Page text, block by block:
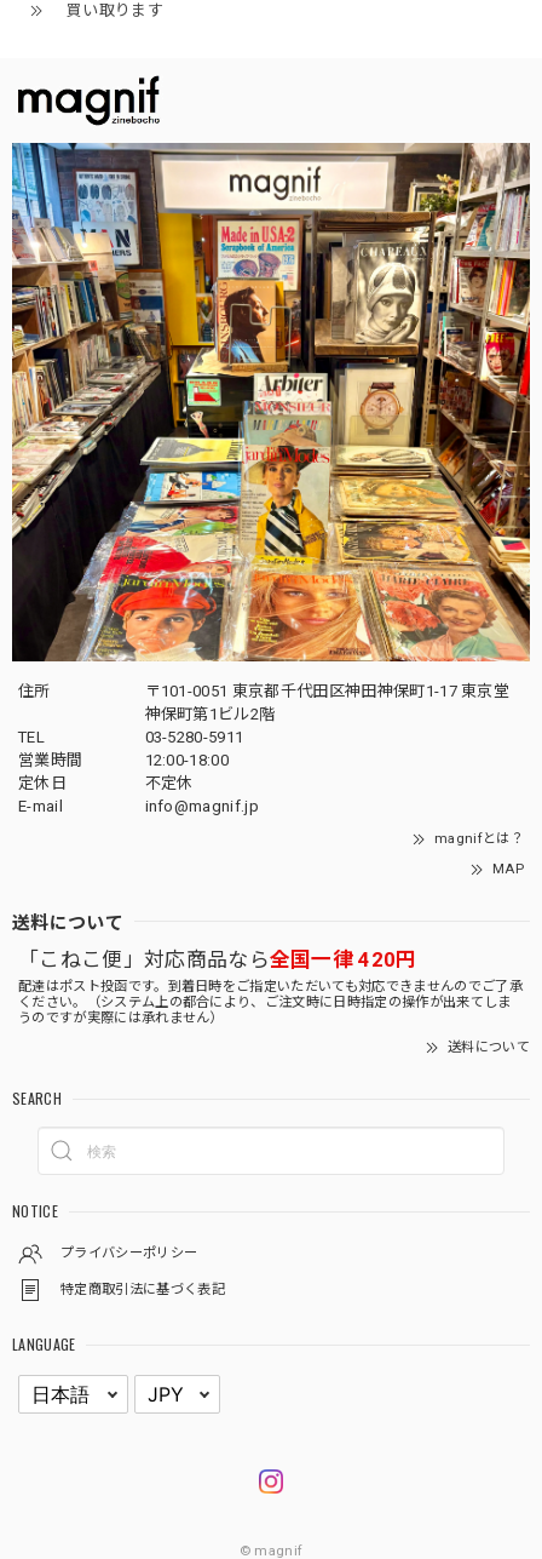
買い取ります
住所
〒101-0051 東京都千代田区神田神保町1-17 東京堂
神保町第1ビル2階
TEL
03-5280-5911
営業時間
12:00-18:00
定休日
不定休
E-mail
info@magnif.jp
magnifとは？
MAP
送料について
「こねこ便」対応商品なら全国一律 420円
配達はポスト投函です。到着日時をご指定いただいても対応できませんのでご了承
ください。（システム上の都合により、ご注文時に日時指定の操作が出来てしま
うのですが実際には承れません）
送料について
SEARCH
NOTICE
プライバシーポリシー
特定商取引法に基づく表記
LANGUAGE
© magnif